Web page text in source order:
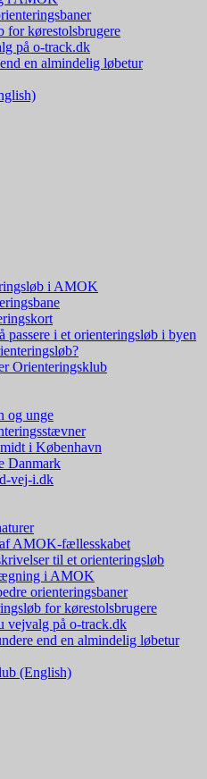
for kørestolsbrugere
på o-track.dk
en almindelig løbetur
i AMOK
i et orienteringsløb i byen
unge
i København
vej-i.dk
AMOK-fællesskabet
til et orienteringsløb
i AMOK
orienteringsbaner
for kørestolsbrugere
på o-track.dk
end en almindelig løbetur
(English)